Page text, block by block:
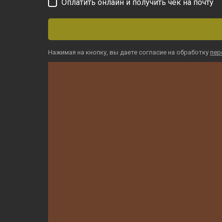
Оплатить онлайн и получить чек на почту
Нажимая на кнопку, вы даете согласие на обработку